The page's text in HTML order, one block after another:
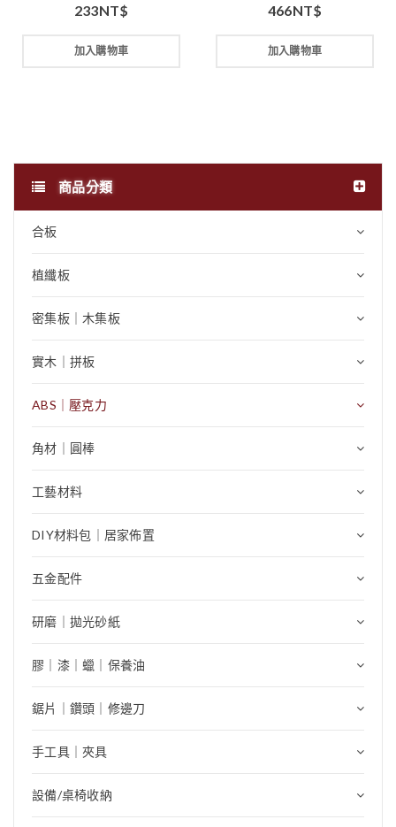
商品分類
合板
植纖板
密集板｜木集板
實木｜拼板
ABS｜壓克力
角材｜圓棒
工藝材料
DIY材料包｜居家佈置
五金配件
研磨｜拋光砂紙
膠｜漆｜蠟｜保養油
鋸片｜鑽頭｜修邊刀
手工具｜夾具
設備/桌椅收納
233NT$
加入購物車
466NT$
加入購物車